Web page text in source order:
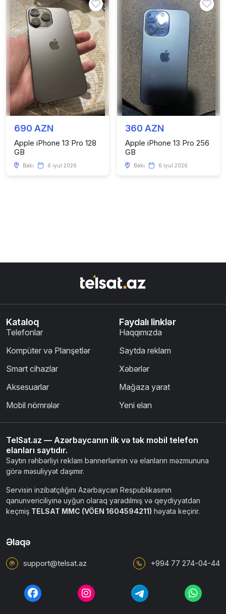
690 AZN
Apple iPhone 13 Pro 128
GB
Bakı 6 iyul 2026
360 AZN
Apple iPhone 13 Pro 256
GB
Bakı 6 iyul 2026
Kataloq
Telefonlar
Kompüter və Planşetlər
Smart cihazlar
Aksesuarlar
Mobil nömrələr
Faydalı linklər
Haqqımızda
Saytda reklam
Xəbərlər
Mağaza yarat
Yeni elan
TelSat.az — Azərbaycanın ilk və tək mobil telefon
elanları saytıdır.
Saytın rəhbərliyi reklam bannerlərinin və elanların məzmununa
görə məsuliyyət daşımır.
Servisin inzibatçılığını Azərbaycan Respublikasının
qanunvericiliyinə uyğun olaraq yaradılmış və qeydiyyatdan
keçmiş TELSAT MMC (VÖEN 1604594211) həyata keçirir.
Əlaqə
support@telsat.az +994 77 274-04-44